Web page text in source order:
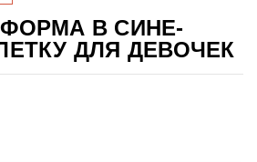
В СИНЕ-
ДЛЯ ДЕВОЧЕК